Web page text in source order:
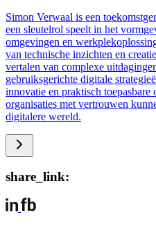
Simon Verwaal is een
een sleutelrol speelt in het
omgevingen en
van technische inzichten en
vertalen van complexe
gebruiksgerichte digitale
innovatie en praktisch toepasbare
organisaties met vertrouwen
digitalere wereld.
share_link: